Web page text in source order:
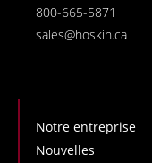
800-665-5871
sales@hoskin.ca
Notre entreprise
Nouvelles